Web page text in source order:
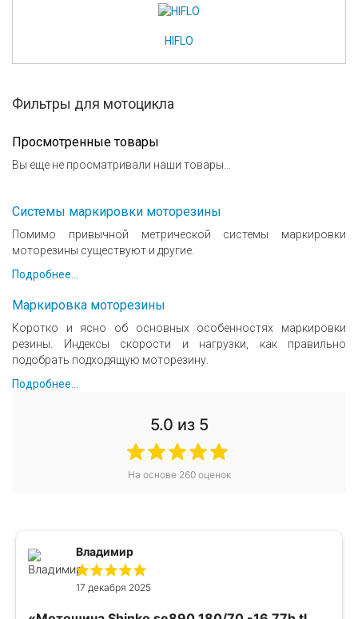
HIFLO
Фильтры для мотоцикла
Просмотренные товары
Вы еще не просматривали наши товары...
Системы маркировки моторезины
Помимо привычной метрической системы маркировки
моторезины существуют и другие.
Подробнее...
Маркировка моторезины
Коротко и ясно об основных особенностях маркировки
резины. Индексы скорости и нагрузки, как правильно
подобрать подходящую моторезину.
Подробнее...
5.0 из 5
На основе 260оценок
Владимир
17 декабря 2025